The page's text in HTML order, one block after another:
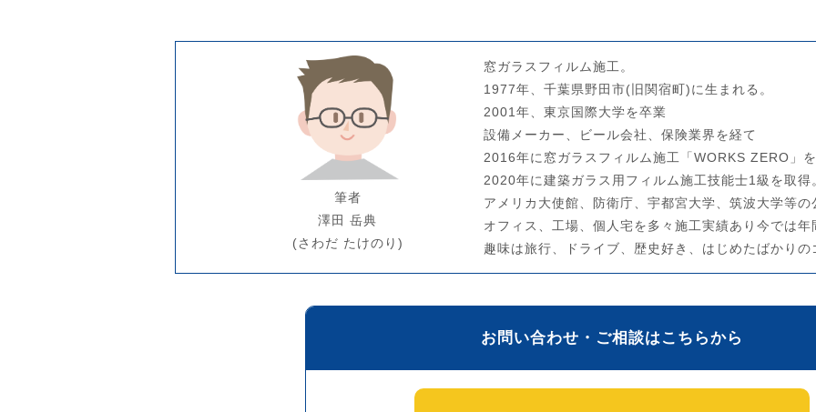
筆者
澤田 岳典
(さわだ たけのり)
窓ガラスフィルム施工。
1977年、千葉県野田市(旧関宿町)に生まれる。
2001年、東京国際大学を卒業
設備メーカー、ビール会社、保険業界を経て
2016年に窓ガラスフィルム施工「WORKS ZERO」
2020年に建築ガラス用フィルム施工技能士1級を取得
アメリカ大使館、防衛庁、宇都宮大学、筑波大学等
オフィス、工場、個人宅を多々施工実績あり今では
趣味は旅行、ドライブ、歴史好き、はじめたばかりの
お問い合わせ・ご相談はこちらから